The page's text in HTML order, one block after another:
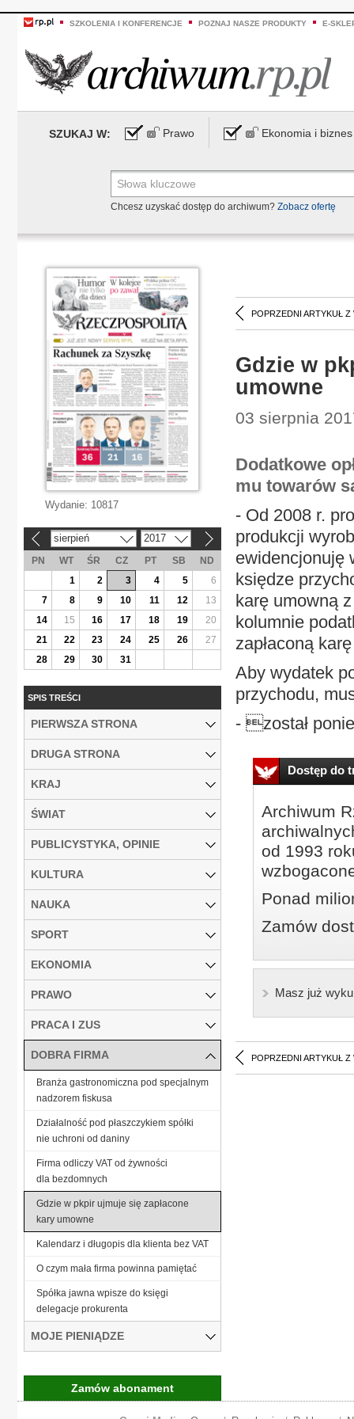
SZKOLENIA I KONFERENCJE POZNAJ NASZE PRODUKTY E-
SZUKAJ W: Prawo Ekonomia i biznes
Chcesz uzyskać dostęp do archiwum? Zobacz ofertę
POPRZEDNI ARTYKUŁ Z
Gdzie w
umowne
03 sierpnia
Dodatkowe
mu towarów
- Od 2008 r.
produkcji
ewidencjonuję
księdze
karę umowną
kolumnie
zapłaconą
Aby wydatek
przychodu,
- został
Dostęp do
Archiwum
od 1993
Ponad
Zamów
Masz już
POPRZEDNI ARTYKUŁ Z
Wydanie: 10817
sierpień 2017
PN WT ŚR CZ PT SB
ND
1
2 3 4 5
6
7
8 9 10 11 12
13
14
15 16 17 18 19
20
21
22 23 24 25 26
27
28
29 30 31
SPIS TREŚCI
PIERWSZA STRONA
DRUGA STRONA
KRAJ
ŚWIAT
PUBLICYSTYKA, OPINIE
KULTURA
NAUKA
SPORT
EKONOMIA
PRAWO
PRACA I ZUS
DOBRA FIRMA
Branża gastronomiczna pod specjalnym
nadzorem fiskusa
Działalność pod płaszczykiem spółki
nie uchroni od daniny
Firma odliczy VAT od żywności
dla bezdomnych
Gdzie w pkpir ujmuje się zapłacone
kary umowne
Kalendarz i długopis dla klienta bez VAT
O czym mała firma powinna pamiętać
Spółka jawna wpisze do księgi
delegacje prokurenta
MOJE PIENIĄDZE
Zamów abonament